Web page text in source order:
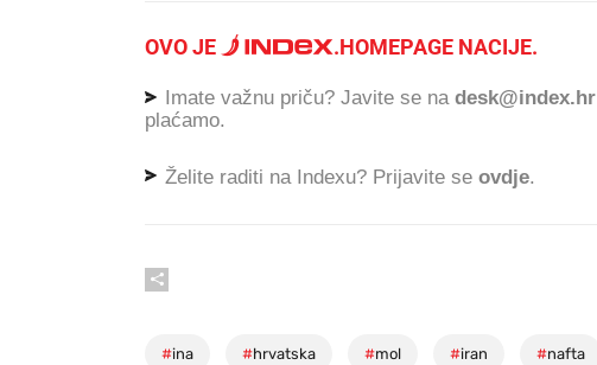
OVO JE .HOMEPAGE NACIJE.
Imate važnu priču? Javite se na desk@index.hr
plaćamo.
Želite raditi na Indexu? Prijavite se ovdje.
#ina #hrvatska #mol #iran #nafta